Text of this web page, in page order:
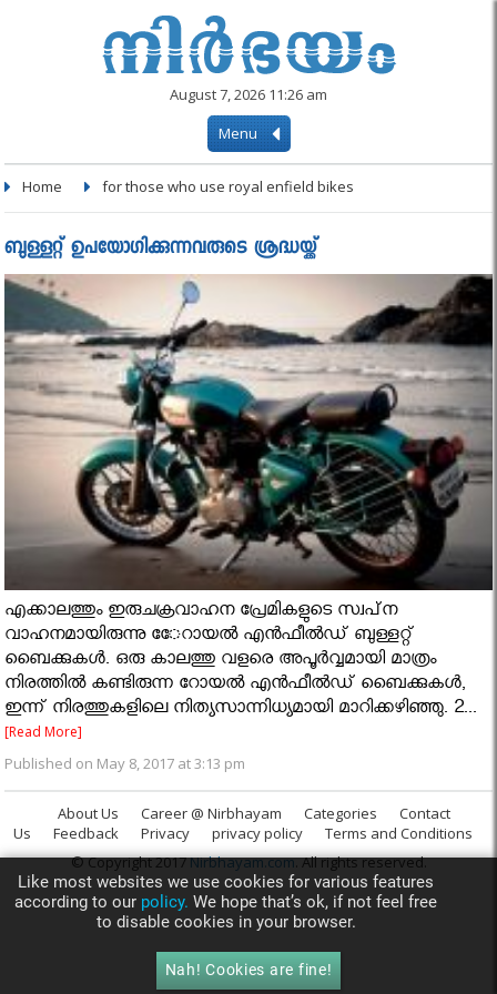
August 7, 2026 11:26 am
Menu
Home for those who use royal enfield bikes
ബുള്ളറ്റ് ഉപയോഗിക്കുന്നവരുടെ ശ്രദ്ധയ്ക്ക്
എക്കാലത്തും ഇരുചക്രവാഹന പ്രേമികളുടെ സ്വപ്‌ന
വാഹനമായിരുന്നു േേറായല്‍ എന്‍ഫീല്‍ഡ് ബുള്ളറ്റ്
ബൈക്കുകള്‍. ഒരു കാലത്തു വളരെ അപൂര്‍വ്വമായി മാത്രം
നിരത്തില്‍ കണ്ടിരുന്ന റോയല്‍ എന്‍ഫീല്‍ഡ് ബൈക്കുകള്‍,
ഇന്ന് നിരത്തുകളിലെ നിത്യസാന്നിധ്യമായി മാറിക്കഴിഞ്ഞു. 2...
[Read More]
Published on May 8, 2017 at 3:13 pm
About Us Career @ Nirbhayam Categories
Contact
Us
Feedback Privacy privacy policy
Terms and Conditions
© Copyright 2017Nirbhayam.com. All rights reserved.
Like most websites we use cookies for various features
according to our policy. We hope that’s ok, if not feel free
to disable cookies in your browser.
Nah! Cookies are fine!